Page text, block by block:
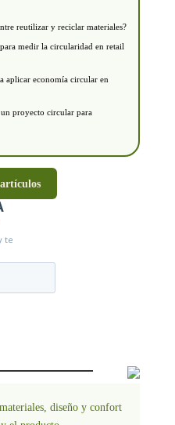
reutilizar y reciclar materiales?
medir la circularidad en retail
aplicar economía circular en
proyecto circular para